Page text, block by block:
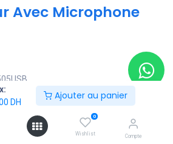
DH
Ajouter au panier
0
Wishlist Compte
Avec Microphone
Auriculaire
Filaire
sans fil: Wi-Fi